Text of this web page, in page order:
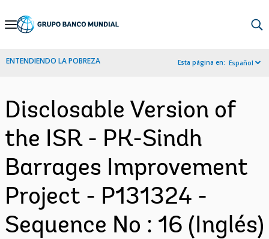
Skip
Navigation
ENTENDIENDO LA POBREZA Esta página en: Español
Disclosable Version of
the ISR - PK-Sindh
Barrages Improvement
Project - P131324 -
Sequence No : 16 (Inglés)